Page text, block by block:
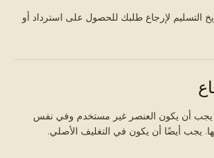
من تاريخ التسليم لإرجاع طلبك للحصول على استرداد أو
يجب أن يكون العنصر غير مستخدم وفي نفس
يجب أيضًا أن يكون في التغليف الأصلي.